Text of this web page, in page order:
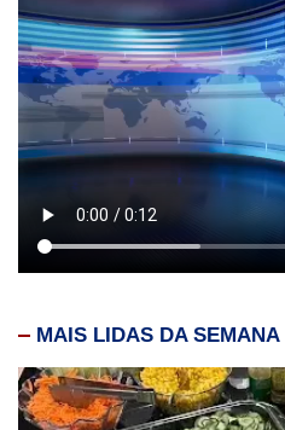
MAIS LIDAS DA SEMANA